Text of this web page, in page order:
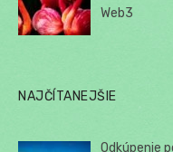
Web3
NAJČÍTANEJŠIE
Odkúpenie